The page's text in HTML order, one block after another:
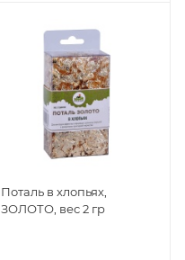
Поталь в хлопьях,
ЗОЛОТО, вес 2 гр